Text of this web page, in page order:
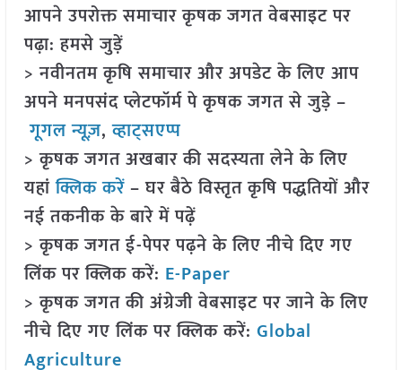
आपने उपरोक्त समाचार कृषक जगत वेबसाइट पर
पढ़ा: हमसे जुड़ें
> नवीनतम कृषि समाचार और अपडेट के लिए आप
अपने मनपसंद प्लेटफॉर्म पे कृषक जगत से जुड़े –
गूगल न्यूज़,व्हाट्सएप्प
> कृषक जगत अखबार की सदस्यता लेने के लिए
यहांक्लिक करें– घर बैठे विस्तृत कृषि पद्धतियों और
नई तकनीक के बारे में पढ़ें
> कृषक जगत ई-पेपर पढ़ने के लिए नीचे दिए गए
लिंक पर क्लिक करें: E-Paper
> कृषक जगत की अंग्रेजी वेबसाइट पर जाने के लिए
नीचे दिए गए लिंक पर क्लिक करें: Global
Agriculture